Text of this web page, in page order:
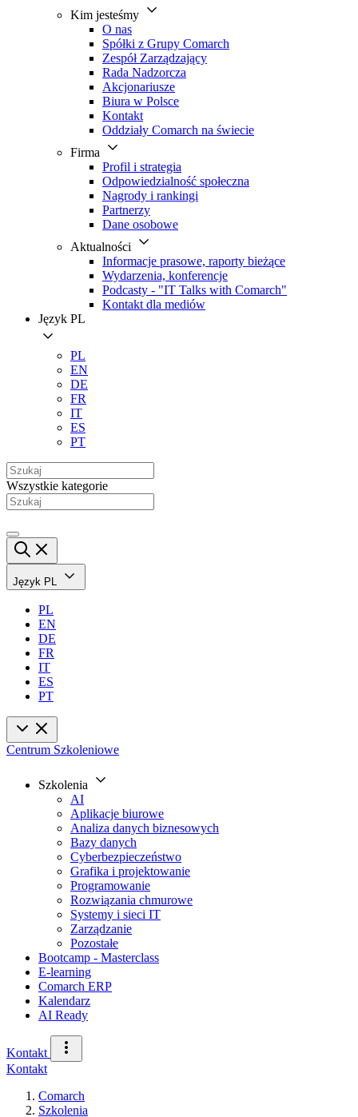
Kim jesteśmy
O nas
Spółki z Grupy Comarch
Zespół Zarządzający
Rada Nadzorcza
Akcjonariusze
Biura w Polsce
Kontakt
Oddziały Comarch na świecie
Firma
Profil i strategia
Odpowiedzialność społeczna
Nagrody i rankingi
Partnerzy
Dane osobowe
Aktualności
Informacje prasowe, raporty bieżące
Wydarzenia, konferencje
Podcasty - "IT Talks with Comarch"
Kontakt dla mediów
Język PL
PL
EN
DE
FR
IT
ES
PT
Wszystkie kategorie
Język PL
PL
EN
DE
FR
IT
ES
PT
Centrum Szkoleniowe
Szkolenia
AI
Aplikacje biurowe
Analiza danych biznesowych
Bazy danych
Cyberbezpieczeństwo
Grafika i projektowanie
Programowanie
Rozwiązania chmurowe
Systemy i sieci IT
Zarządzanie
Pozostałe
Bootcamp - Masterclass
E-learning
Comarch ERP
Kalendarz
AI Ready
Kontakt
Kontakt
Comarch
Szkolenia